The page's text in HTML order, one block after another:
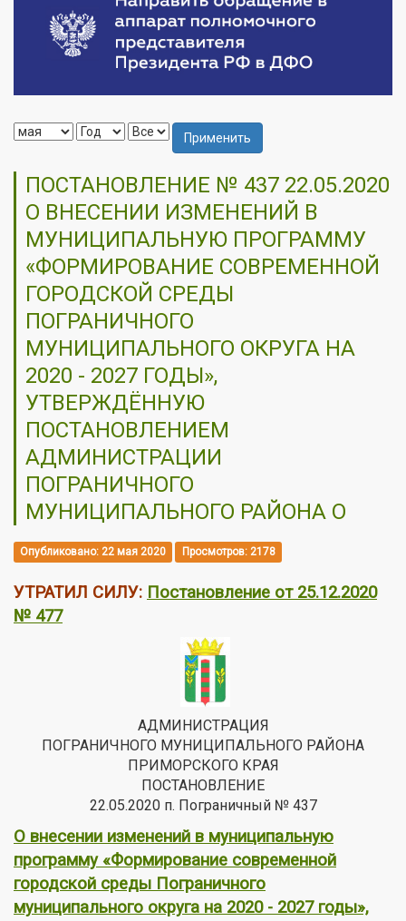
Применить
ПОСТАНОВЛЕНИЕ № 437 22.05.2020
О ВНЕСЕНИИ ИЗМЕНЕНИЙ В
МУНИЦИПАЛЬНУЮ ПРОГРАММУ
«ФОРМИРОВАНИЕ СОВРЕМЕННОЙ
ГОРОДСКОЙ СРЕДЫ
ПОГРАНИЧНОГО
МУНИЦИПАЛЬНОГО ОКРУГА НА
2020 - 2027 ГОДЫ»,
УТВЕРЖДЁННУЮ
ПОСТАНОВЛЕНИЕМ
АДМИНИСТРАЦИИ
ПОГРАНИЧНОГО
МУНИЦИПАЛЬНОГО РАЙОНА О
Опубликовано: 22 мая 2020 Просмотров: 2178
УТРАТИЛ СИЛУ: Постановление от 25.12.2020
№ 477
АДМИНИСТРАЦИЯ
ПОГРАНИЧНОГО МУНИЦИПАЛЬНОГО РАЙОНА
ПРИМОРСКОГО КРАЯ
ПОСТАНОВЛЕНИЕ
22.05.2020 п. Пограничный № 437
О внесении изменений в муниципальную
программу «Формирование современной
городской среды Пограничного
муниципального округа на 2020 - 2027 годы»,